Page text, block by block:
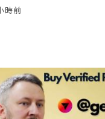
時前